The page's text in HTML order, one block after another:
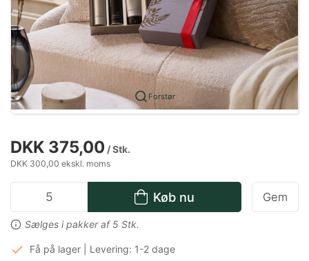
Forstør
DKK 375,00 / Stk.
DKK 300,00 ekskl. moms
Køb nu
Sælges i pakker af 5 Stk.
Gem
Få på lager | Levering: 1-2 dage